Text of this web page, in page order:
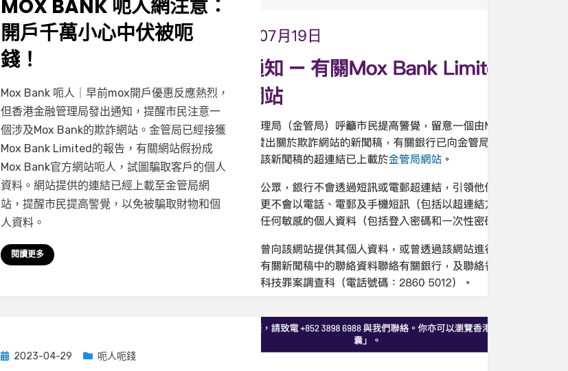
MOX BANK 呃人網注意：
開戶千萬小心中伏被呃
錢！
by小編
在
〈Mox
Bank
網
注
意：
開
戶
千
被
有 7 則留言
Mox Bank 呃人｜早前mox開戶優惠反應熱烈，
但香港金融管理局發出通知，提醒市民注意一
個涉及Mox Bank的欺詐網站。金管局已經接獲
Mox Bank Limited的報告，有關網站假扮成
Mox Bank官方網站呃人，試圖騙取客戶的個人
資料。網站提供的連結已經上載至金管局網
站，提醒市民提高警覺，以免被騙取財物和個
人資料。
閱讀更多
Posted
2023-04-29 呃人呃錢